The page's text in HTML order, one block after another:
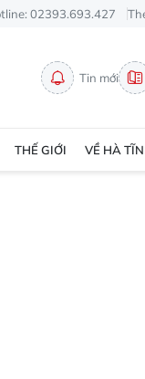
02393.693.427
Tin mới
THẾ GIỚI VỀ HÀ